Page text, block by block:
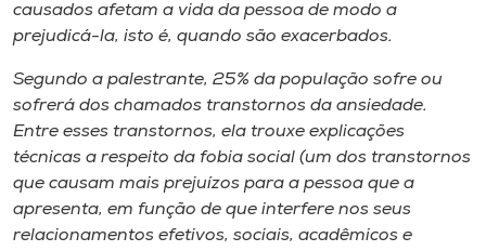
causados afetam a vida da pessoa de modo a
prejudicá-la, isto é, quando são exacerbados.
Segundo a palestrante, 25% da população sofre ou
sofrerá dos chamados transtornos da ansiedade.
Entre esses transtornos, ela trouxe explicações
técnicas a respeito da fobia social (um dos transtornos
que causam mais prejuízos para a pessoa que a
apresenta, em função de que interfere nos seus
relacionamentos efetivos, sociais, acadêmicos e